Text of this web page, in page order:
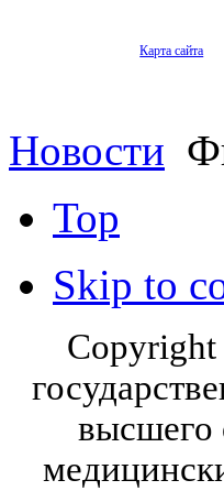
Карта сайта
Новости
Top
Skip to
высшего